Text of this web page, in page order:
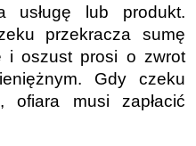
usługę lub produkt.
przekracza sumę
i oszust prosi o zwrot
Gdy czeku
ofiara musi zapłacić